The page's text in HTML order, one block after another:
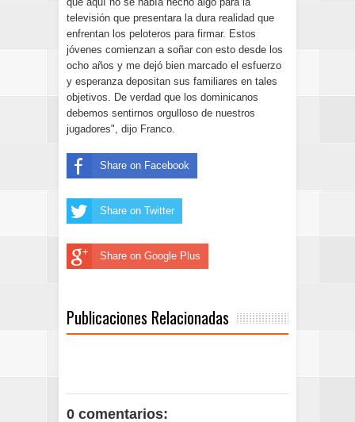
televisión que presentara la dura realidad que
enfrentan los peloteros para firmar. Estos
jóvenes comienzan a soñar con esto desde los
ocho años y me dejó bien marcado el esfuerzo
y esperanza depositan sus familiares en tales
objetivos. De verdad que los dominicanos
debemos sentirnos orgulloso de nuestros
jugadores", dijo Franco.
Share on Facebook
Share on Twitter
Share on Google Plus
Publicaciones Relacionadas
0 comentarios: